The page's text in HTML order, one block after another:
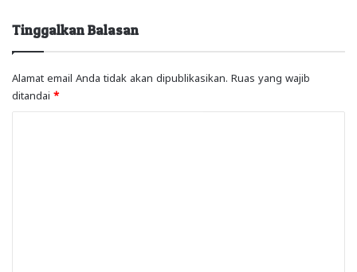
Tinggalkan Balasan
Alamat email Anda tidak akan dipublikasikan. Ruas yang wajib
ditandai *